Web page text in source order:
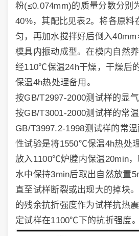
粉(≤0.074mm)的质量分数分别
40%，其配比见表2。将各原料
匀，再加水搅拌好后倒入
模具内振动成型。在模内自然
经110℃保温24h干燥，干燥后
保温4h热处理备用。
按GB/T2997-2000测试样的显
按GB/T3001-2000测试样的常
GB/T3997.2-1998测试样的常
性试验是将1550℃保温4h热处
放入1100℃炉膛内保温20min
水中保持3min后取出自然放置
直至试样断裂或出现大的掉块
的残余抗折强度作为试样抗热
定试样在1100℃下的抗折强度。